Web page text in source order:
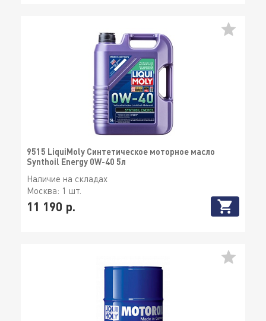
9515 LiquiMoly Синтетическое моторное масло
Synthoil Energy 0W-40 5л
Наличие на складах
Москва: 1 шт.
11 190 р.